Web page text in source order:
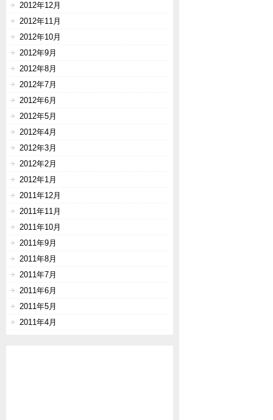
2012年12月
2012年11月
2012年10月
2012年9月
2012年8月
2012年7月
2012年6月
2012年5月
2012年4月
2012年3月
2012年2月
2012年1月
2011年12月
2011年11月
2011年10月
2011年9月
2011年8月
2011年7月
2011年6月
2011年5月
2011年4月